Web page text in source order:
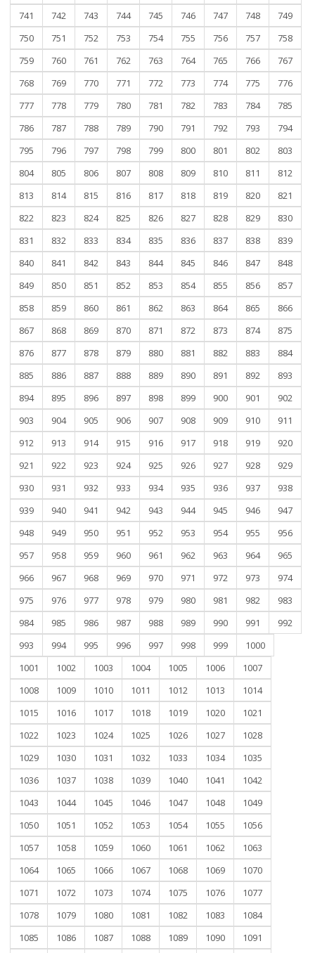
741
742 743 744 745 746 747 748
749
750
751 752 753 754 755 756 757
758
759
760 761 762 763 764 765 766
767
768
769 770 771 772 773 774 775
776
777
778 779 780 781 782 783 784
785
786
787 788 789 790 791 792 793
794
795
796 797 798 799 800 801 802
803
804
805 806 807 808 809 810 811
812
813
814 815 816 817 818 819 820
821
822
823 824 825 826 827 828 829
830
831
832 833 834 835 836 837 838
839
840
841 842 843 844 845 846 847
848
849
850 851 852 853 854 855 856
857
858
859 860 861 862 863 864 865
866
867
868 869 870 871 872 873 874
875
876
877 878 879 880 881 882 883
884
885
886 887 888 889 890 891 892
893
894
895 896 897 898 899 900 901
902
903
904 905 906 907 908 909 910
911
912
913 914 915 916 917 918 919
920
921
922 923 924 925 926 927 928
929
930
931 932 933 934 935 936 937
938
939
940 941 942 943 944 945 946
947
948
949 950 951 952 953 954 955
956
957
958 959 960 961 962 963 964
965
966
967 968 969 970 971 972 973
974
975
976 977 978 979 980 981 982
983
984
985 986 987 988 989 990 991
992
993
994 995 996 997 998 999
1000
1001
1002 1003 1004 1005 1006
1007
1008
1009 1010 1011 1012 1013
1014
1015
1016 1017 1018 1019 1020
1021
1022
1023 1024 1025 1026 1027
1028
1029
1030 1031 1032 1033 1034
1035
1036
1037 1038 1039 1040 1041
1042
1043
1044 1045 1046 1047 1048
1049
1050
1051 1052 1053 1054 1055
1056
1057
1058 1059 1060 1061 1062
1063
1064
1065 1066 1067 1068 1069
1070
1071
1072 1073 1074 1075 1076
1077
1078
1079 1080 1081 1082 1083
1084
1085
1086 1087 1088 1089 1090
1091